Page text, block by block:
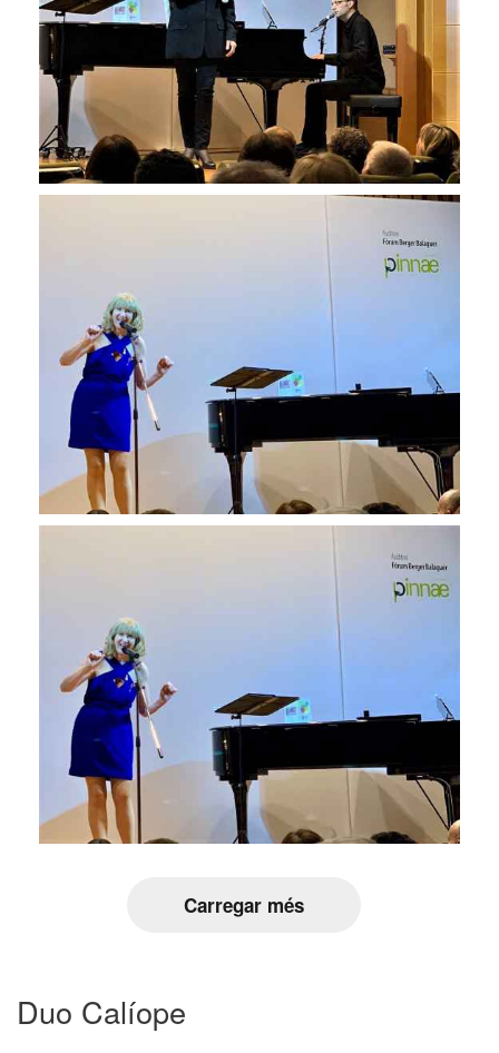
Carregar més
Duo Calíope